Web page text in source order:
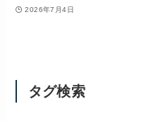
2026年7月4日
タグ検索